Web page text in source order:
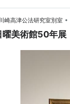
高津公法研究室別室 •
曜美術館50年展